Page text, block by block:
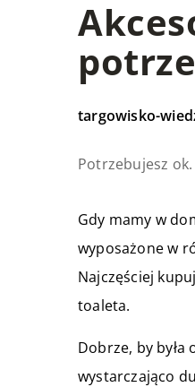
targowisko-
Potrzebujesz
Gdy mamy w
wyposażone w
Najczęściej
toaleta.
Dobrze, by
wystarczająco